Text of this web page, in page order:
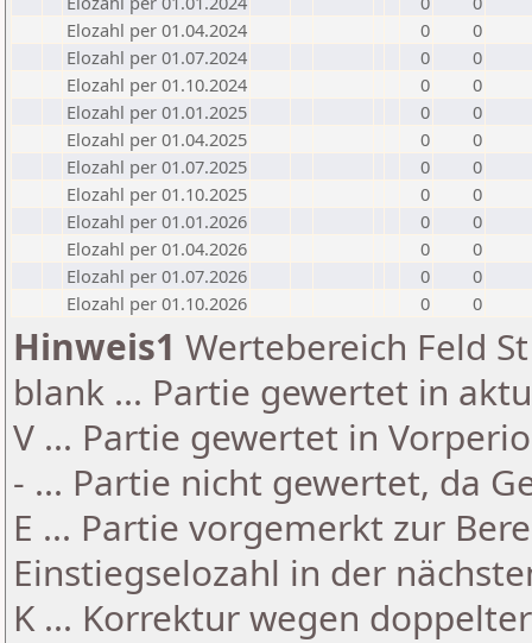
Elozahl per 01.04.2024
0
0
Elozahl per 01.07.2024
0
0
Elozahl per 01.10.2024
0
0
Elozahl per 01.01.2025
0
0
Elozahl per 01.04.2025
0
0
Elozahl per 01.07.2025
0
0
Elozahl per 01.10.2025
0
0
Elozahl per 01.01.2026
0
0
Elozahl per 01.04.2026
0
0
Elozahl per 01.07.2026
0
0
Elozahl per 01.10.2026
0 0
Hinweis1 Wertebereich Feld
blank ... Partie gewertet in
V ... Partie gewertet in
- ... Partie nicht gewertet, da
E ... Partie vorgemerkt zur
Einstiegselozahl in der
K ... Korrektur wegen